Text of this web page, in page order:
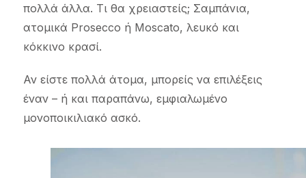
πολλά άλλα. Τι θα χρειαστείς; Σαμπάνια,
ατομικά Prosecco ή Moscato, λευκό και
κόκκινο κρασί.
Αν είστε πολλά άτομα, μπορείς να επιλέξεις
έναν – ή και παραπάνω, εμφιαλωμένο
μονοποικιλιακό ασκό.